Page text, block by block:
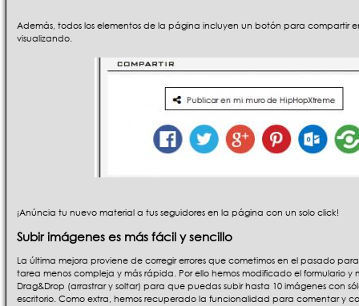
Además, todos los elementos de la página incluyen un botón para compartir
visualizando.
¡Anúncia tu nuevo material a tus seguidores en la página con un solo click!
Subir imágenes es más fácil y sencillo
La última mejora proviene de corregir errores que cometimos en el pasado
tarea menos compleja y más rápida. Por ello hemos modificado el formulario
Drag&Drop (arrastrar y soltar) para que puedas subir hasta 10 imágenes con
escritorio. Como extra, hemos recuperado la funcionalidad para comentar y